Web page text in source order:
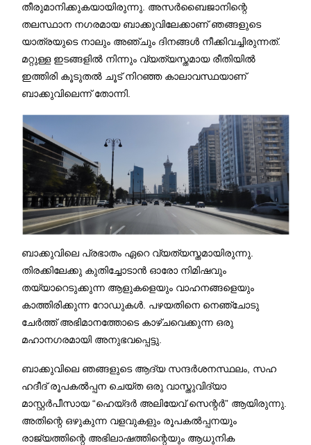
തീരുമാനിക്കുകയായിരുന്നു. അസർബൈജാനിന്റെ
തലസ്ഥാന നഗരമായ ബാക്കുവിലേക്കാണ് ഞങ്ങളുടെ
യാത്രയുടെ നാലും അഞ്ചും ദിനങ്ങൾ നീക്കിവച്ചിരുന്നത്.
മറ്റുള്ള ഇടങ്ങളിൽ നിന്നും വ്യത്യസ്തമായ രീതിയിൽ
ഇത്തിരി കൂടുതൽ ചൂട് നിറഞ്ഞ കാലാവസ്ഥയാണ്
ബാക്കുവിലെന്ന് തോന്നി.
ബാക്കുവിലെ പ്രഭാതം ഏറെ വ്യത്യസ്തമായിരുന്നു.
തിരക്കിലേക്കു കുതിച്ചോടാൻ ഓരോ നിമിഷവും
തയ്യാറെടുക്കുന്ന ആളുകളെയും വാഹനങ്ങളെയും
കാത്തിരിക്കുന്ന റോഡുകൾ. പഴയതിനെ നെഞ്ചോടു
ചേർത്ത് അഭിമാനത്തോടെ കാഴ്ചവെക്കുന്ന ഒരു
മഹാനഗരമായി അനുഭവപ്പെട്ടു.
ബാക്കുവിലെ ഞങ്ങളുടെ ആദ്യ സന്ദർശനസ്ഥലം, സഹ
ഹദീദ് രൂപകൽപ്പന ചെയ്ത ഒരു വാസ്തുവിദ്യാ
മാസ്റ്റർപീസായ “ഹെയ്‌ദർ അലിയേവ് സെന്റർ” ആയിരുന്നു.
അതിന്റെ ഒഴുകുന്ന വളവുകളും രൂപകൽപ്പനയും
രാജ്യത്തിന്റെ അഭിലാഷത്തിന്റെയും ആധുനിക